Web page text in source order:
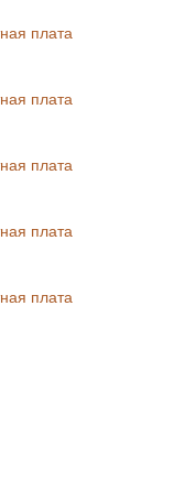
плата
плата
плата
плата
плата